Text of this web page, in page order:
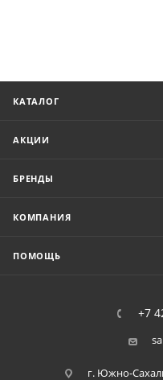
КАТАЛОГ
АКЦИИ
БРЕНДЫ
КОМПАНИЯ
ПОМОЩЬ
+7
г. Южно-